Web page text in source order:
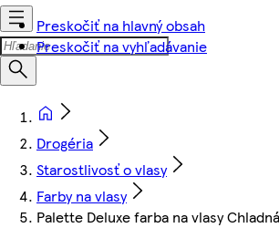
Preskočiť na hlavný obsah
Preskočiť na vyhľadávanie
Drogéria
Starostlivosť o vlasy
Farby na vlasy
Palette Deluxe farba na vlasy